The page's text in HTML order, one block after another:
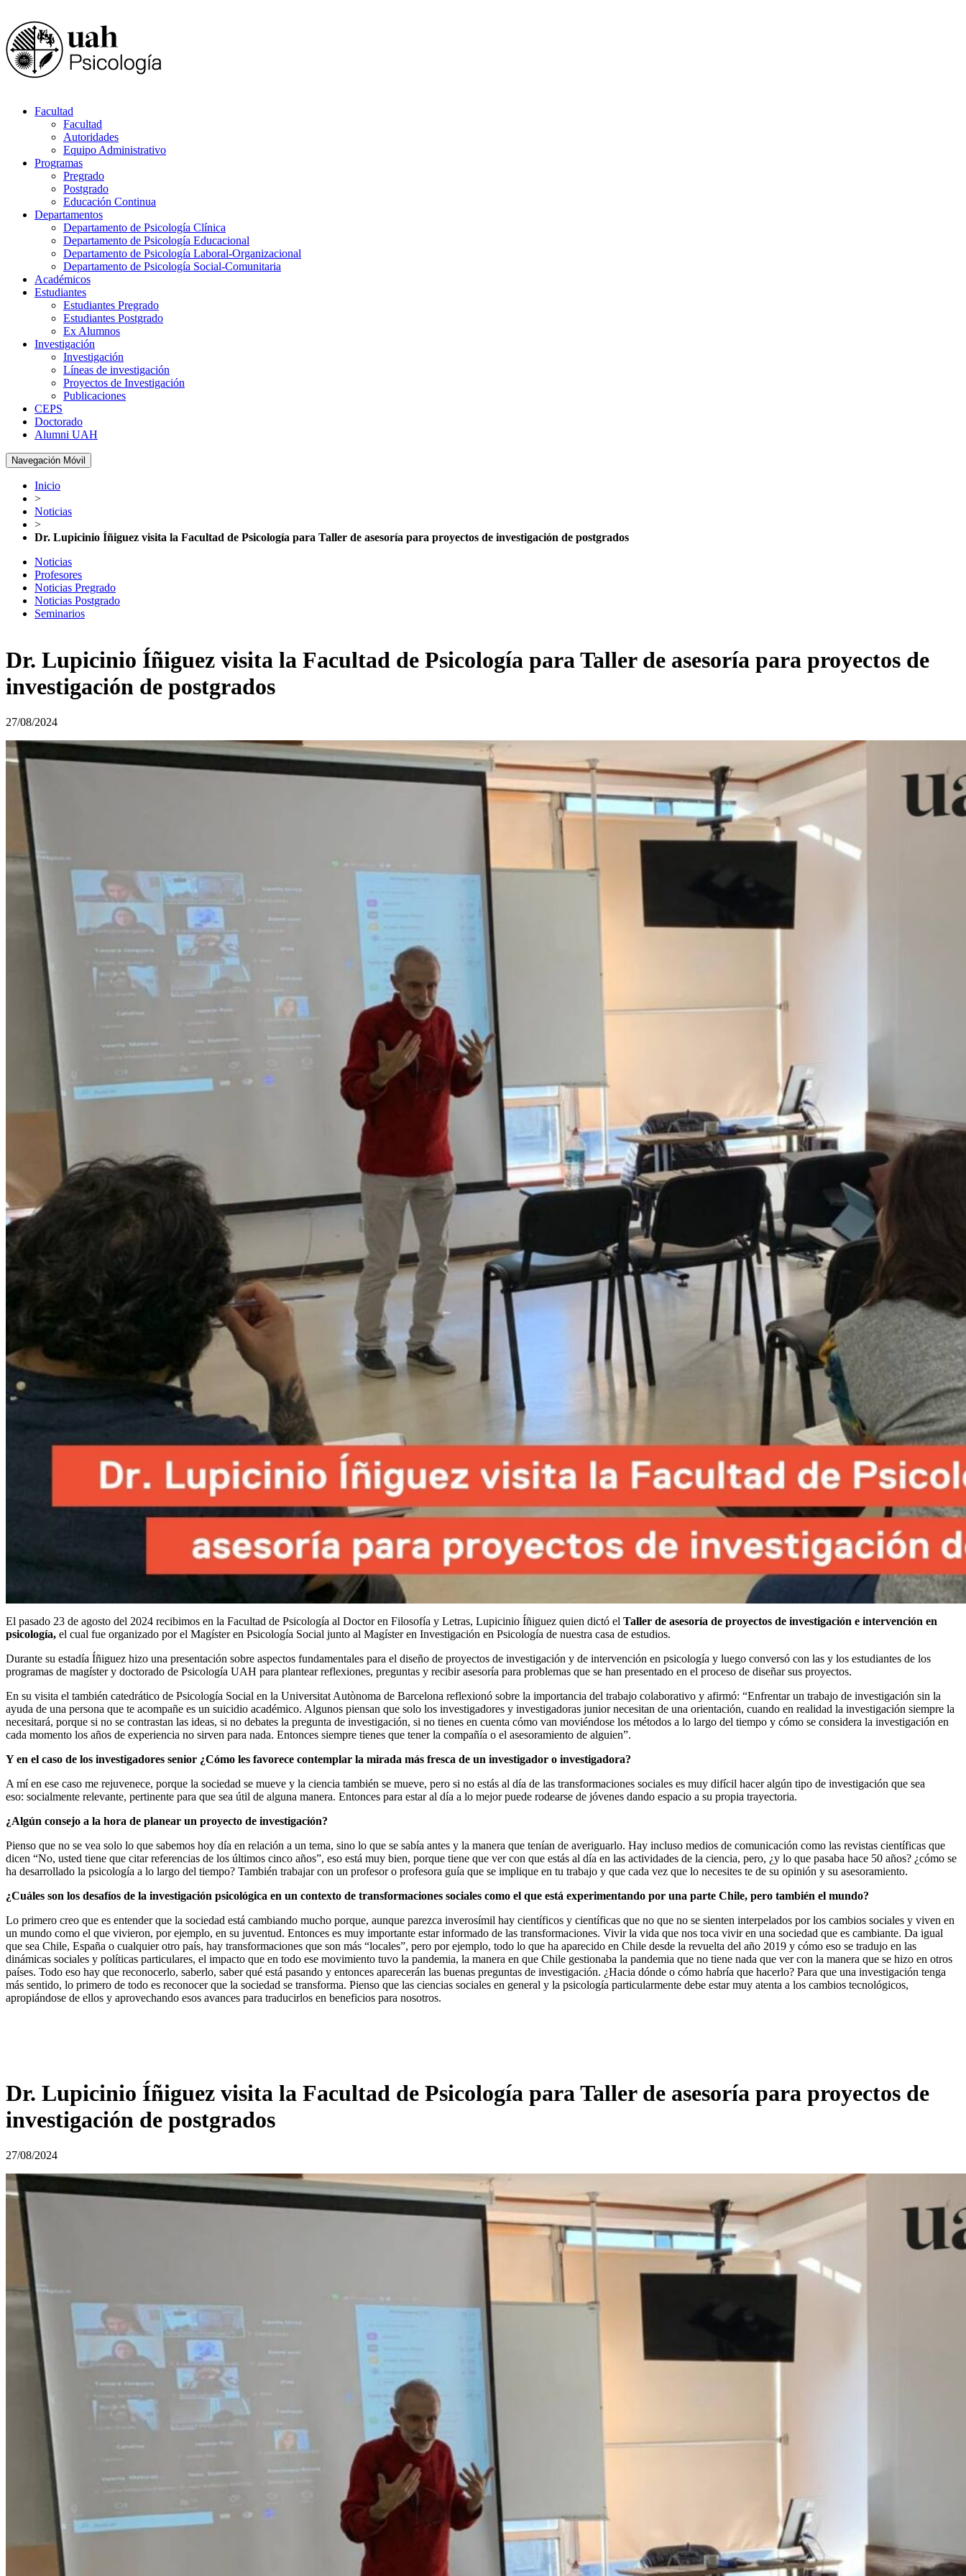
Facultad
Facultad
Autoridades
Equipo Administrativo
Programas
Pregrado
Postgrado
Educación Continua
Departamentos
Departamento de Psicología Clínica
Departamento de Psicología Educacional
Departamento de Psicología Laboral-Organizacional
Departamento de Psicología Social-Comunitaria
Académicos
Estudiantes
Estudiantes Pregrado
Estudiantes Postgrado
Ex Alumnos
Investigación
Investigación
Líneas de investigación
Proyectos de Investigación
Publicaciones
CEPS
Doctorado
Alumni UAH
Navegación Móvil
Inicio
>
Noticias
>
Dr. Lupicinio Íñiguez visita la Facultad de Psicología para Taller de asesoría para proyectos de investigación de postgrados
Noticias
Profesores
Noticias Pregrado
Noticias Postgrado
Seminarios
Dr. Lupicinio Íñiguez visita la Facultad de Psicología para Taller de asesoría para proyectos de
investigación de postgrados
27/08/2024
El pasado 23 de agosto del 2024 recibimos en la Facultad de Psicología al Doctor en Filosofía y Letras, Lupicinio Íñiguez quien dictó el Taller de asesoría de proyectos de investigación e intervención en
psicología, el cual fue organizado por el Magíster en Psicología Social junto al Magíster en Investigación en Psicología de nuestra casa de estudios.
Durante su estadía Íñiguez hizo una presentación sobre aspectos fundamentales para el diseño de proyectos de investigación y de intervención en psicología y luego conversó con las y los estudiantes de los
programas de magíster y doctorado de Psicología UAH para plantear reflexiones, preguntas y recibir asesoría para problemas que se han presentado en el proceso de diseñar sus proyectos.
En su visita el también catedrático de Psicología Social en la Universitat Autònoma de Barcelona reflexionó sobre la importancia del trabajo colaborativo y afirmó: “Enfrentar un trabajo de investigación sin la
ayuda de una persona que te acompañe es un suicidio académico. Algunos piensan que solo los investigadores y investigadoras junior necesitan de una orientación, cuando en realidad la investigación siempre la
necesitará, porque si no se contrastan las ideas, si no debates la pregunta de investigación, si no tienes en cuenta cómo van moviéndose los métodos a lo largo del tiempo y cómo se considera la investigación en
cada momento los años de experiencia no sirven para nada. Entonces siempre tienes que tener la compañía o el asesoramiento de alguien”.
Y en el caso de los investigadores senior ¿Cómo les favorece contemplar la mirada más fresca de un investigador o investigadora?
A mí en ese caso me rejuvenece, porque la sociedad se mueve y la ciencia también se mueve, pero si no estás al día de las transformaciones sociales es muy difícil hacer algún tipo de investigación que sea
eso: socialmente relevante, pertinente para que sea útil de alguna manera. Entonces para estar al día a lo mejor puede rodearse de jóvenes dando espacio a su propia trayectoria.
¿Algún consejo a la hora de planear un proyecto de investigación?
Pienso que no se vea solo lo que sabemos hoy día en relación a un tema, sino lo que se sabía antes y la manera que tenían de averiguarlo. Hay incluso medios de comunicación como las revistas científicas que
dicen “No, usted tiene que citar referencias de los últimos cinco años”, eso está muy bien, porque tiene que ver con que estás al día en las actividades de la ciencia, pero, ¿y lo que pasaba hace 50 años? ¿cómo se
ha desarrollado la psicología a lo largo del tiempo? También trabajar con un profesor o profesora guía que se implique en tu trabajo y que cada vez que lo necesites te de su opinión y su asesoramiento.
¿Cuáles son los desafíos de la investigación psicológica en un contexto de transformaciones sociales como el que está experimentando por una parte Chile, pero también el mundo?
Lo primero creo que es entender que la sociedad está cambiando mucho porque, aunque parezca inverosímil hay científicos y científicas que no que no se sienten interpelados por los cambios sociales y viven en
un mundo como el que vivieron, por ejemplo, en su juventud. Entonces es muy importante estar informado de las transformaciones. Vivir la vida que nos toca vivir en una sociedad que es cambiante. Da igual
que sea Chile, España o cualquier otro país, hay transformaciones que son más “locales”, pero por ejemplo, todo lo que ha aparecido en Chile desde la revuelta del año 2019 y cómo eso se tradujo en las
dinámicas sociales y políticas particulares, el impacto que en todo ese movimiento tuvo la pandemia, la manera en que Chile gestionaba la pandemia que no tiene nada que ver con la manera que se hizo en otros
países. Todo eso hay que reconocerlo, saberlo, saber qué está pasando y entonces aparecerán las buenas preguntas de investigación. ¿Hacia dónde o cómo habría que hacerlo? Para que una investigación tenga
más sentido, lo primero de todo es reconocer que la sociedad se transforma. Pienso que las ciencias sociales en general y la psicología particularmente debe estar muy atenta a los cambios tecnológicos,
apropiándose de ellos y aprovechando esos avances para traducirlos en beneficios para nosotros.
Dr. Lupicinio Íñiguez visita la Facultad de Psicología para Taller de asesoría para proyectos de
investigación de postgrados
27/08/2024